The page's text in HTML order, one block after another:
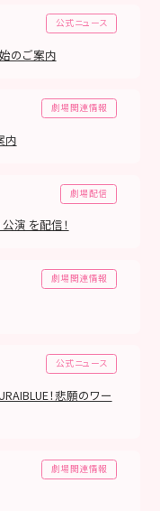
公式ニュース
のご案内
劇場関連情報
内
劇場配信
演 を配信！
劇場関連情報
公式ニュース
！悲願のワー
劇場関連情報